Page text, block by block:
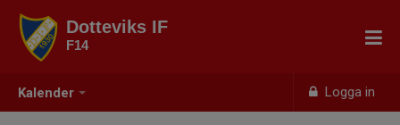
Kalender Logga in
Dotteviks IF
F14